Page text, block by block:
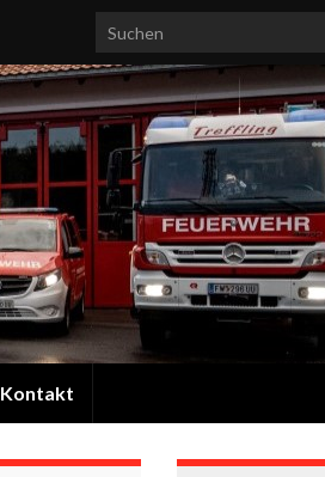
Search for:
Kontakt